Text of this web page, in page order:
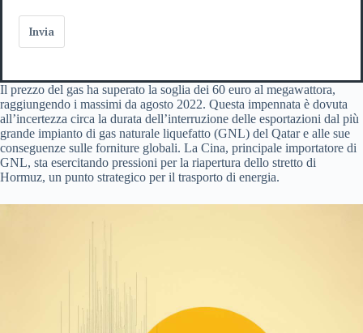
Invia
Il prezzo del gas ha superato la soglia dei 60 euro al megawattora,
raggiungendo i massimi da agosto 2022. Questa impennata è dovuta
all’incertezza circa la durata dell’interruzione delle esportazioni dal più
grande impianto di gas naturale liquefatto (GNL) del Qatar e alle sue
conseguenze sulle forniture globali. La Cina, principale importatore di
GNL, sta esercitando pressioni per la riapertura dello stretto di
Hormuz, un punto strategico per il trasporto di energia.